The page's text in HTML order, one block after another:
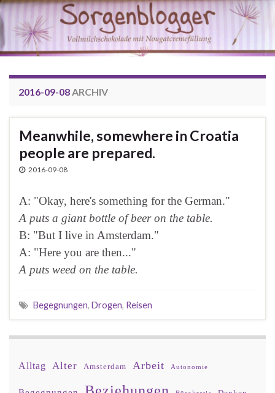
2016-09-08ARCHIV
Meanwhile, somewhere in Croatia
people are prepared.
2016-09-08
A: "Okay, here's something for the German."
A puts a giant bottle of beer on the table.
B: "But I live in Amsterdam."
A: "Here you are then..."
A puts weed on the table.
Begegnungen, Drogen, Reisen
Alltag Alter Amsterdam Arbeit Autonomie